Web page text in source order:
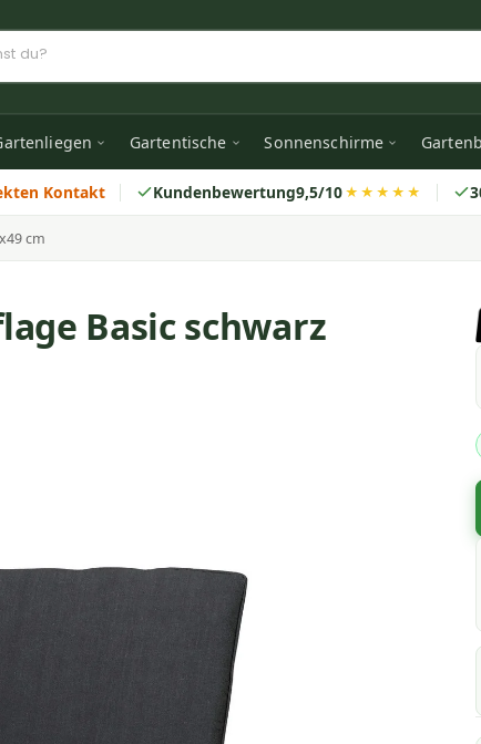
Gartentische Sonnenschirme
Kontakt Kundenbewertung9,5/10★★★★★
cm
Basic schwarz